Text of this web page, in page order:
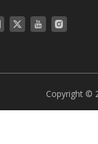
Copyright ©